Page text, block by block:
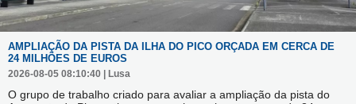
AMPLIAÇÃO DA PISTA DA ILHA DO PICO ORÇADA EM CERCA DE
24 MILHÕES DE EUROS
2026-08-05 08:10:40 | Lusa
O grupo de trabalho criado para avaliar a ampliação da pista do